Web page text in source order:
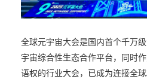
全球元宇宙大会是国内首个千万
宇宙综合性生态合作平台，同时
语权的行业大会，已成为连接全